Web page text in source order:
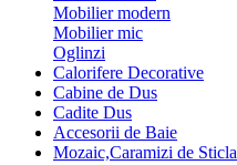
Mobilier modern
Mobilier mic
Oglinzi
Calorifere Decorative
Cabine de Dus
Cadite Dus
Accesorii de Baie
Mozaic,Caramizi de Sticla